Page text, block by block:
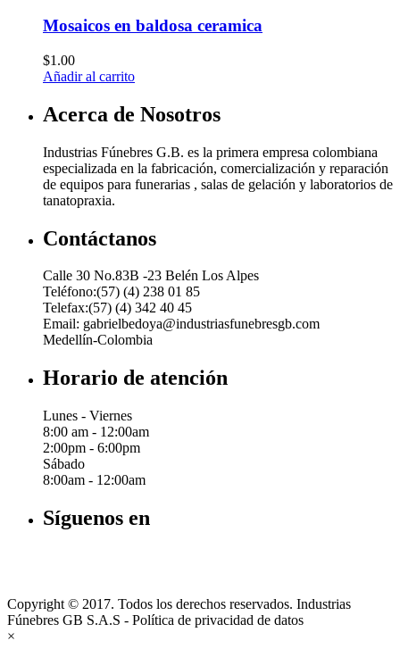
Mosaicos en baldosa ceramica
$1.00
Añadir al carrito
Acerca de Nosotros
Industrias Fúnebres G.B. es la primera empresa colombiana
especializada en la fabricación, comercialización y reparación
de equipos para funerarias , salas de gelación y laboratorios de
tanatopraxia.
Contáctanos
Calle 30 No.83B -23 Belén Los Alpes
Teléfono:(57) (4) 238 01 85
Telefax:(57) (4) 342 40 45
Email: gabrielbedoya@industriasfunebresgb.com
Medellín-Colombia
Horario de atención
Lunes - Viernes
8:00 am - 12:00am
2:00pm - 6:00pm
Sábado
8:00am - 12:00am
Síguenos en
Copyright © 2017. Todos los derechos reservados. Industrias
Fúnebres GB S.A.S - Política de privacidad de datos
×